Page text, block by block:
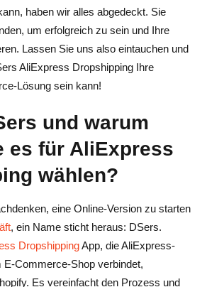
DSers App, um ein profitables
für die ersten Schritte mit DSern
für den Verkauf
für Großbestellungen für
Sie Produktpreise dynamisch
auf die Versandzeiten, um die
haben wir alles abgedeckt. Sie
um erfolgreich zu sein und Ihre
Lassen Sie uns also eintauchen und
AliExpress Dropshipping Ihre
Lösung sein kann!
und warum
es für AliExpress
wählen?
eine Online-Version zu starten
, ein Name sticht heraus: DSers.
DropshippingApp, die AliExpress-
E-Commerce-Shop verbindet,
Es vereinfacht den Prozess und